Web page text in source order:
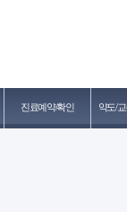
진료예약/확인 약도/